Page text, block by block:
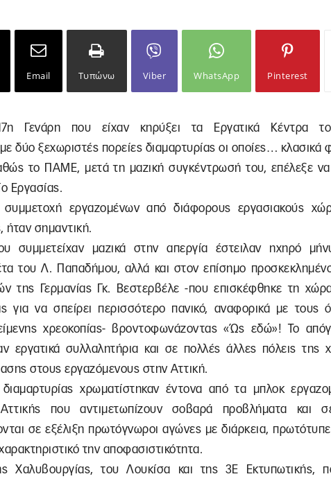
Email Τυπώνω Viber WhatsApp Pinterest
Γενάρη που είχαν κηρύξει τα Εργατικά Κέντρα
δύο ξεχωριστές πορείες διαμαρτυρίας οι οποίες… κλασικά
το ΠΑΜΕ, μετά τη μαζική συγκέντρωσή του, επέλεξε να
Εργασίας.
εργαζομένων από διάφορους εργασιακούς
ήταν σημαντική.
συμμετείχαν μαζικά στην απεργία έστειλαν ηχηρό
του Λ. Παπαδήμου, αλλά και στον επίσημο
της Γερμανίας Γκ. Βεστερβέλε -που επισκέφθηκε τη
για να σπείρει περισσότερο πανικό, αναφορικά με τους
χρεοκοπίας- βροντοφωνάζοντας «Ώς εδώ»! Το
εργατικά συλλαλητήρια και σε πολλές άλλες πόλεις της
στους εργαζόμενους στην Αττική.
χρωματίστηκαν έντονα από τα μπλοκ
Αττικής που αντιμετωπίζουν σοβαρά προβλήματα και
σε εξέλιξη πρωτόγνωροι αγώνες με διάρκεια,
την αποφασιστικότητα.
Χαλυβουργίας, του Λουκίσα και της 3E Εκτυπωτικής,